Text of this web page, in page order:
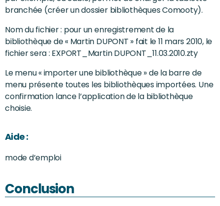
branchée (créer un dossier bibliothèques Comooty).
Nom du fichier : pour un enregistrement de la
bibliothèque de « Martin DUPONT » fait le 11 mars 2010, le
fichier sera : EXPORT_Martin DUPONT_11.03.2010.zty
Le menu « importer une bibliothèque » de la barre de
menu présente toutes les bibliothèques importées. Une
confirmation lance l’application de la bibliothèque
choisie.
Aide :
mode d’emploi
Conclusion